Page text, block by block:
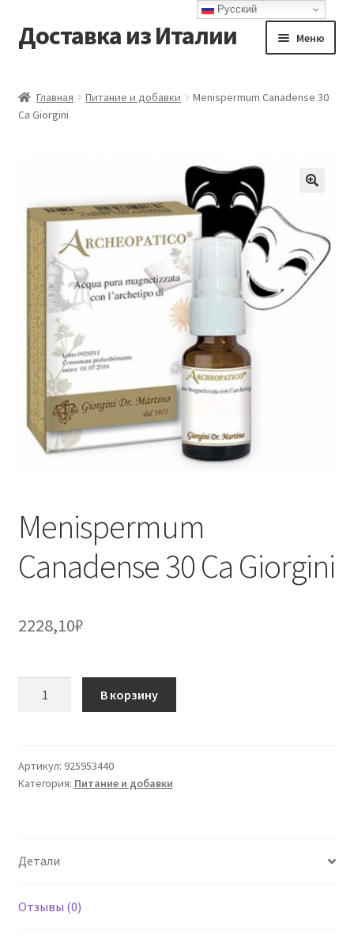
Перейти
к
Перейти
к
Доставка из Италии Меню
Доставка
Корзина
Мой аккаунт
Оформление заказа
Главная Питание и добавки
Menispermum Canadense 30
Ca Giorgini
Menispermum
Canadense 30 Ca Giorgini
2228,10₽
30
Ca
В корзину
Артикул: 925953440
Категория: Питание и добавки
Детали
Отзывы (0)
Русский